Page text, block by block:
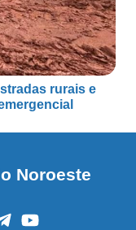
rurais e
Noroeste